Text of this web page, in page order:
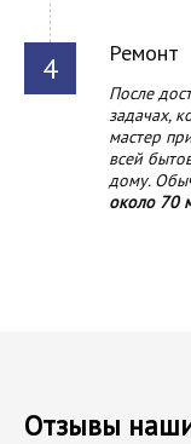
Ремонт
После
задачах,
мастер
всей
дому.
около 70
Отзывы